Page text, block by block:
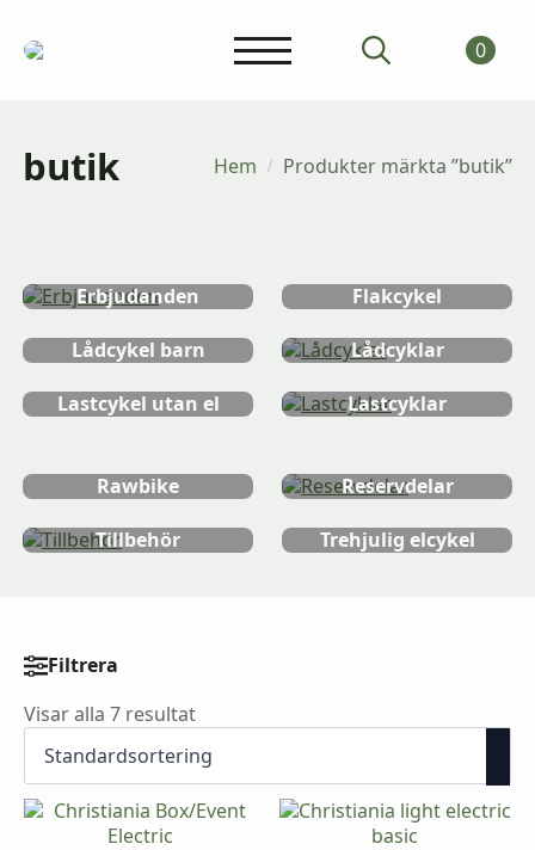
0
butik Hem Produkter märkta ”butik”
Erbjudanden
Flakcykel
Lådcykel barn Lådcyklar
Lastcykel utan el
Lastcyklar
Rawbike
Reservdelar
Tillbehör Trehjulig elcykel
Filtrera
Prisfilter
Min
Max
Visar alla 7 resultat